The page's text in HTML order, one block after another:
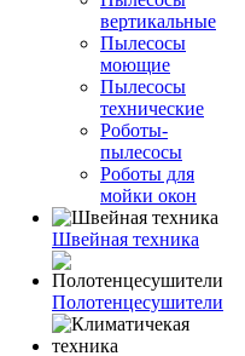
вертикальные
Пылесосы
моющие
Пылесосы
технические
Роботы-
пылесосы
Роботы для
мойки окон
Швейная техника
Полотенцесушители